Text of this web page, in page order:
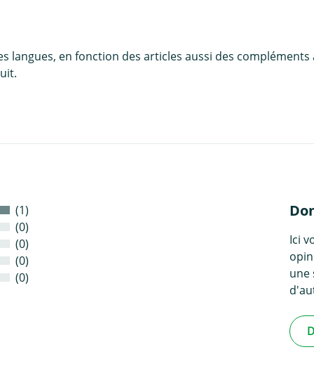
langues, en fonction des articles aussi des
(1)
(0)
(0)
(0)
(0)
Ici
une